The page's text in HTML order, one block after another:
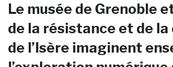
Le musée de Grenoble
de la résistance et de
de l’Isère imaginent